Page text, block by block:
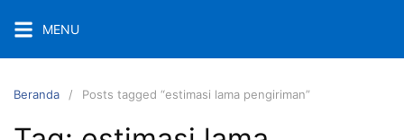
ke
konten
MENU
Beranda Posts tagged “estimasi lama pengiriman”